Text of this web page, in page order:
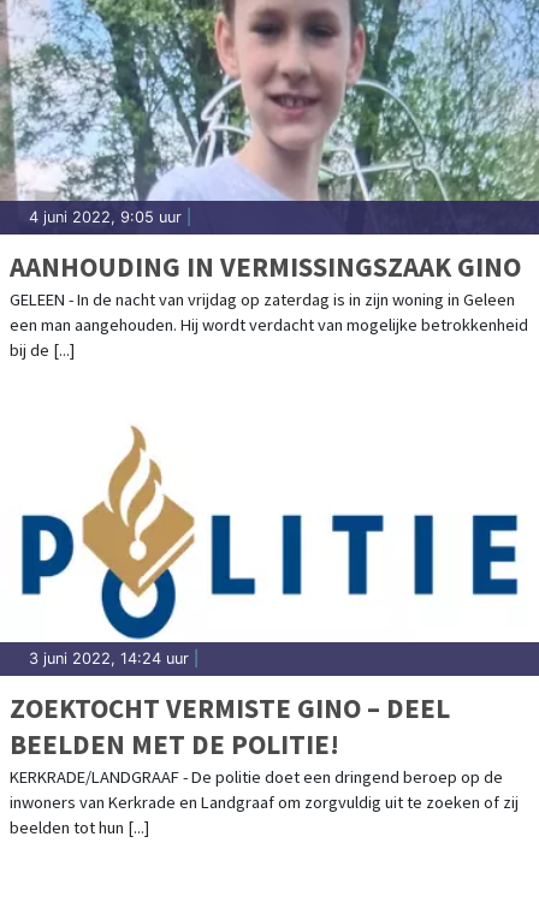
4 juni 2022, 9:05 uur
AANHOUDING IN VERMISSINGSZAAK GINO
GELEEN - In de nacht van vrijdag op zaterdag is in zijn woning in Geleen
een man aangehouden. Hij wordt verdacht van mogelijke betrokkenheid
bij de [...]
3 juni 2022, 14:24 uur
ZOEKTOCHT VERMISTE GINO – DEEL
BEELDEN MET DE POLITIE!
KERKRADE/LANDGRAAF - De politie doet een dringend beroep op de
inwoners van Kerkrade en Landgraaf om zorgvuldig uit te zoeken of zij
beelden tot hun [...]